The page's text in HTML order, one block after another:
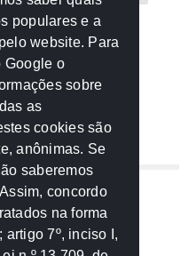
PGE-MT PGR
populares e a
website. Para
Google o
sobre
as
cookies são
anônimas. Se
saberemos
concordo
na forma
artigo 7º, inciso I,